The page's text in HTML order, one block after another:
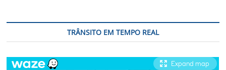
TRÂNSITO EM TEMPO REAL